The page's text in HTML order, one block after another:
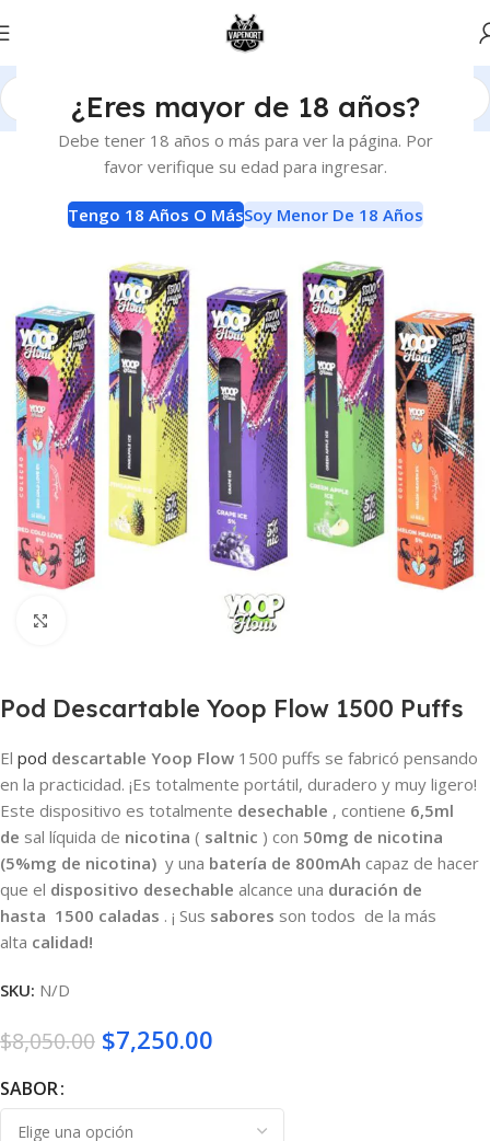
¿Eres mayor de 18 años?
Debe tener 18 años o más para ver la página. Por
favor verifique su edad para ingresar.
Tengo 18 Años O MásSoy Menor De 18 Años
Inicio Vaporizadores Descartables
-10%
Haga clic para ampliar
Pod Descartable Yoop Flow 1500 Puffs
El pod descartable Yoop Flow 1500 puffs se fabricó pensando
en la practicidad. ¡Es totalmente portátil, duradero y muy ligero!
Este dispositivo es totalmente desechable , contiene 6,5ml
de sal líquida de nicotina ( saltnic ) con 50mg de nicotina
(5%mg de nicotina) y una batería de 800mAh capaz de hacer
que el dispositivo desechable alcance una duración de
hasta 1500 caladas . ¡ Sus sabores son todos de la más
alta calidad!
SKU: N/D
$8,050.00 $7,250.00
SABOR